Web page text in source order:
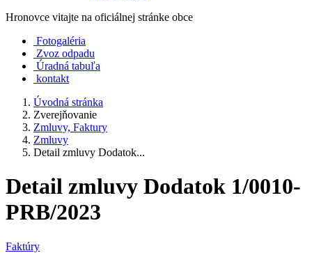
Hronovce vitajte na oficiálnej stránke obce
Fotogaléria
Zvoz odpadu
Úradná tabuľa
kontakt
Úvodná stránka
Zverejňovanie
Zmluvy, Faktury
Zmluvy
Detail zmluvy Dodatok...
Detail zmluvy Dodatok 1/0010-
PRB/2023
Faktúry